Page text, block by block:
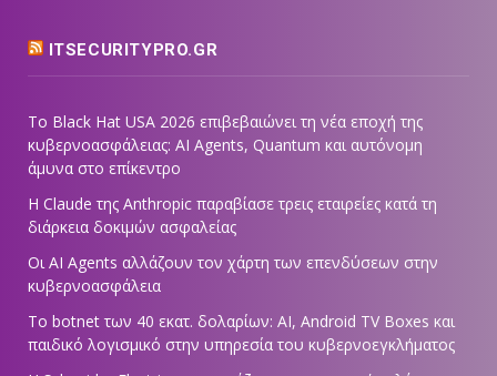
ITSECURITYPRO.GR
Το Black Hat USA 2026 επιβεβαιώνει τη νέα εποχή της
κυβερνοασφάλειας: AI Agents, Quantum και αυτόνομη
άμυνα στο επίκεντρο
Η Claude της Anthropic παραβίασε τρεις εταιρείες κατά τη
διάρκεια δοκιμών ασφαλείας
Οι AI Agents αλλάζουν τον χάρτη των επενδύσεων στην
κυβερνοασφάλεια
Το botnet των 40 εκατ. δολαρίων: AI, Android TV Boxes και
παιδικό λογισμικό στην υπηρεσία του κυβερνοεγκλήματος